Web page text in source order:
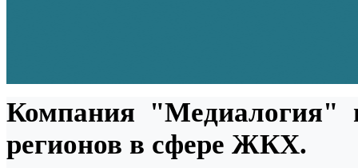
Компания "Медиалогия"
регионов в сфере ЖКХ.